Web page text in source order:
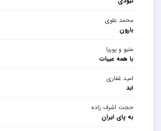
محمد علوی
بارون
متیو و پوریا
با همه عیبات
امید غفاری
ابد
حجت اشرف زاده
به پای ایران